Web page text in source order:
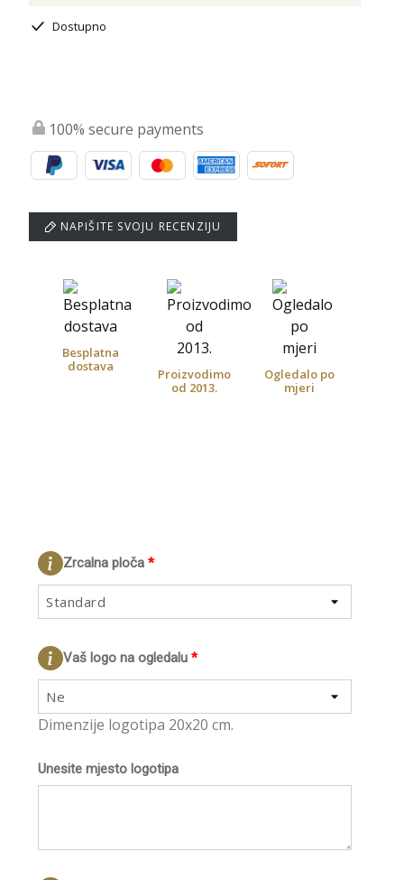
Dostupno
100% secure payments
NAPIŠITE SVOJU RECENZIJU
*
Zrcalna ploča
Standard
*
Vaš logo na ogledalu
Ne
Dimenzije logotipa 20x20 cm.
Unesite mjesto logotipa
Besplatna
dostava
Proizvodimo
od 2013.
Ogledalo po
mjeri